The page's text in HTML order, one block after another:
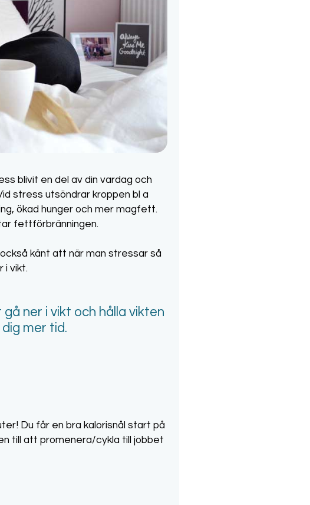
blivit en del av din vardag och
stress utsöndrar kroppen bl a
ökad hunger och mer magfett.
fettförbränningen.
känt att när man stressar så
i vikt.
ner i vikt och hålla vikten
mer tid.
Du får en bra kalorisnål start på
till att promenera/cykla till jobbet